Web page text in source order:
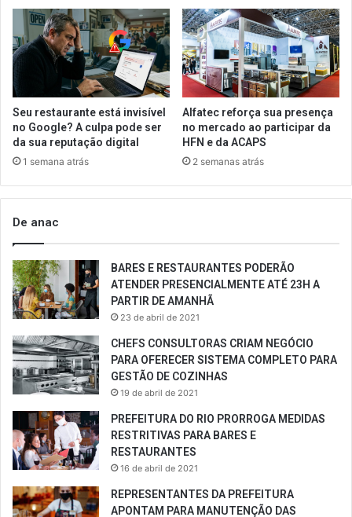
Seu restaurante está invisível
no Google? A culpa pode ser
da sua reputação digital
1 semana atrás
Alfatec reforça sua presença
no mercado ao participar da
HFN e da ACAPS
2 semanas atrás
De anac
BARES E RESTAURANTES PODERÃO
ATENDER PRESENCIALMENTE ATÉ 23H A
PARTIR DE AMANHÃ
23 de abril de 2021
CHEFS CONSULTORAS CRIAM NEGÓCIO
PARA OFERECER SISTEMA COMPLETO PARA
GESTÃO DE COZINHAS
19 de abril de 2021
PREFEITURA DO RIO PRORROGA MEDIDAS
RESTRITIVAS PARA BARES E
RESTAURANTES
16 de abril de 2021
REPRESENTANTES DA PREFEITURA
APONTAM PARA MANUTENÇÃO DAS